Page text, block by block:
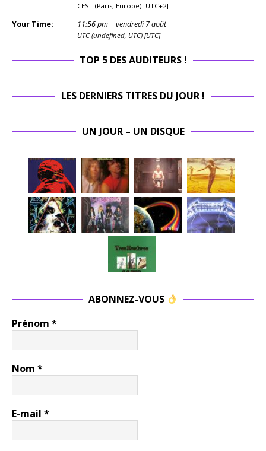
CEST (Paris, Europe) [UTC+2]
Your Time: 11:56pm vendredi 7 août
UTC (undefined, UTC) [UTC]
TOP 5 DES AUDITEURS !
LES DERNIERS TITRES DU JOUR !
UN JOUR – UN DISQUE
ABONNEZ-VOUS
Prénom *
Nom *
E-mail *